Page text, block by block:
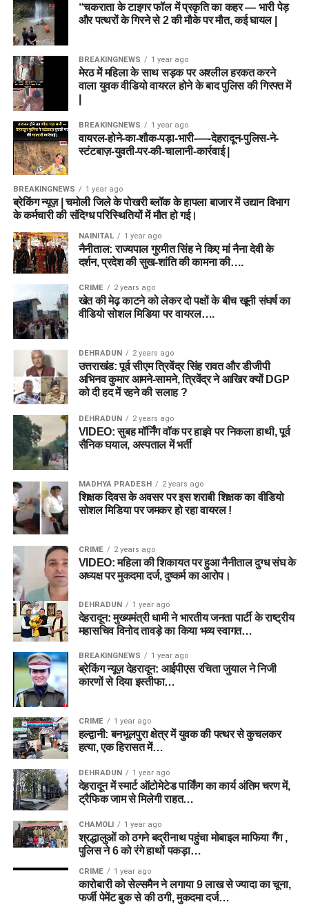
“चकराता के टाइगर फॉल में प्रकृति का कहर — भारी पेड़
और पत्थरों के गिरने से 2 की मौके पर मौत, कई घायल |
BREAKINGNEWS 1 year ago
मेरठ में महिला के साथ सड़क पर अश्लील हरकत करने
वाला युवक वीडियो वायरल होने के बाद पुलिस की गिरफ्त में
BREAKINGNEWS 1 year ago
वायरल-होने-का-शौक-पड़ा-भारी-—-देहरादून-पुलिस-ने-
स्टंटबाज़-युवती-पर-की-चालानी-कार्रवाई |
BREAKINGNEWS 1 year ago
ब्रेकिंग न्यूज़ | चमोली जिले के पोखरी ब्लॉक के हापला बाजार में उद्यान विभाग
के कर्मचारी की संदिग्ध परिस्थितियों में मौत हो गई।
NAINITAL 1 year ago
नैनीताल: राज्यपाल गुरमीत सिंह ने किए मां नैना देवी के
दर्शन, प्रदेश की सुख-शांति की कामना की….
CRIME 2 years ago
खेत की मेढ़ काटने को लेकर दो पक्षों के बीच खूनी संघर्ष का
वीडियो सोशल मिडिया पर वायरल….
DEHRADUN 2 years ago
उत्तराखंड: पूर्व सीएम त्रिवेंद्र सिंह रावत और डीजीपी
अभिनव कुमार आमने-सामने, त्रिवेंद्र ने आखिर क्यों DGP
को दी हद में रहने की सलाह ?
DEHRADUN 2 years ago
VIDEO: सुबह मॉर्निंग वॉक पर हाइवे पर निकला हाथी, पूर्व
सैनिक घयाल, अस्पताल में भर्ती
MADHYA PRADESH 2 years ago
शिक्षक दिवस के अवसर पर इस शराबी शिक्षक का वीडियो
सोशल मिडिया पर जमकर हो रहा वायरल !
CRIME 2 years ago
VIDEO: महिला की शिकायत पर हुआ नैनीताल दुग्ध संघ के
अध्यक्ष पर मुकदमा दर्ज, दुष्कर्म का आरोप।
DEHRADUN 1 year ago
देहरादून: मुख्यमंत्री धामी ने भारतीय जनता पार्टी के राष्ट्रीय
महासचिव विनोद तावड़े का किया भव्य स्वागत…
BREAKINGNEWS 1 year ago
ब्रेकिंग न्यूज़ देहरादून: आईपीएस रचिता जुयाल ने निजी
कारणों से दिया इस्तीफा…
CRIME 1 year ago
हल्द्वानी: बनभूलपुरा क्षेत्र में युवक की पत्थर से कुचलकर
हत्या, एक हिरासत में…
DEHRADUN 1 year ago
देहरादून में स्मार्ट ऑटोमेटेड पार्किंग का कार्य अंतिम चरण में,
ट्रैफिक जाम से मिलेगी राहत…
CHAMOLI 1 year ago
श्रद्धालुओं को ठगने बद्रीनाथ पहुंचा मोबाइल माफिया गैंग ,
पुलिस ने 6 को रंगे हाथों पकड़ा…
CRIME 1 year ago
कारोबारी को सेल्समैन ने लगाया 9 लाख से ज्यादा का चूना,
फर्जी पेमेंट बुक से की ठगी, मुकदमा दर्ज…